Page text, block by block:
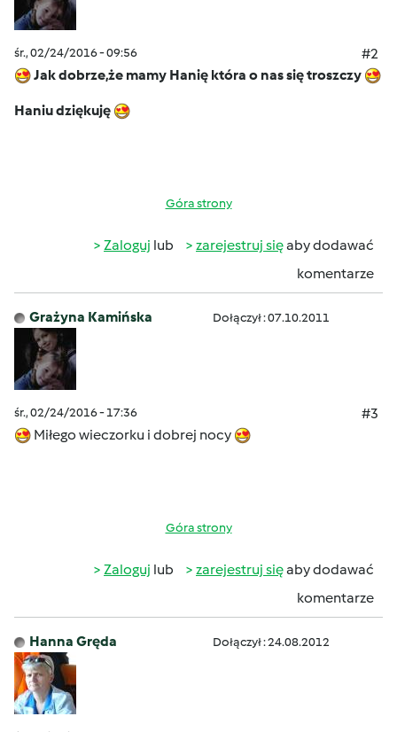
śr., 02/24/2016 - 09:56
#2
Jak dobrze,że mamy Hanię która o nas się troszczy
Haniu dziękuję
Góra strony
Zaloguj lub zarejestruj sięaby dodawać
komentarze
Grażyna Kamińska Dołączył : 07.10.2011
śr., 02/24/2016 - 17:36
#3
Miłego wieczorku i dobrej nocy
Góra strony
Zaloguj lub zarejestruj sięaby dodawać
komentarze
Hanna Gręda Dołączył : 24.08.2012